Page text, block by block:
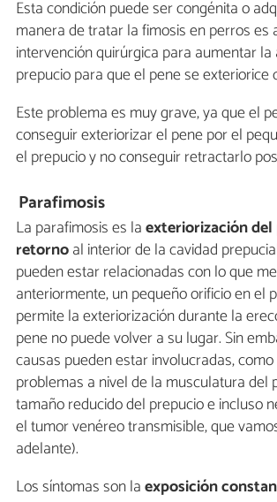
Esta condición puede ser congénita o
manera de tratar la fimosis en perros es
intervención quirúrgica para aumentar
prepucio para que el pene se exteriorice
Este problema es muy grave, ya que el
conseguir exteriorizar el pene por el
el prepucio y no conseguir retractarlo
Parafimosis
La parafimosis es laexteriorización del
retornoal interior de la cavidad
pueden estar relacionadas con lo que
anteriormente, un pequeño orificio en el
permite la exteriorización durante la
pene no puede volver a su lugar. Sin
causas pueden estar involucradas,
problemas a nivel de la musculatura del
tamaño reducido del prepucio e incluso
el tumor venéreo transmisible, que
adelante).
Los síntomas son laexposición